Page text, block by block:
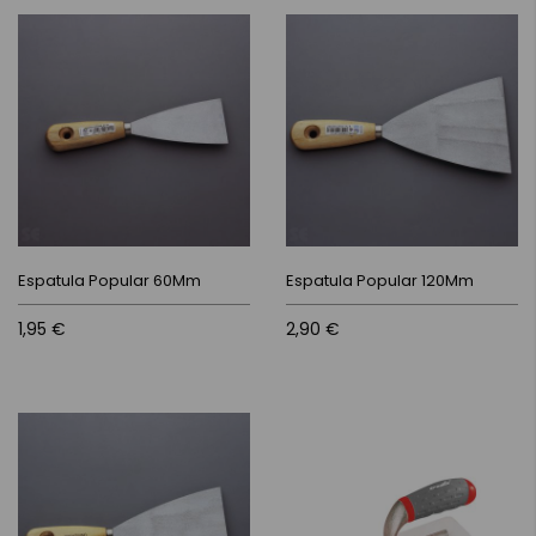
Espatula Popular 60Mm
1,95 €
Espatula Popular 120Mm
2,90 €